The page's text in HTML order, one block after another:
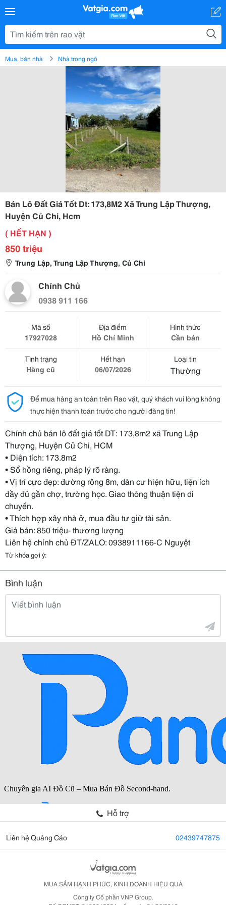
Mua, bán nhà Nhà trong ngõ
Bán Lô Đất Giá Tốt Dt: 173,8M2 Xã Trung Lập Thượng,
Huyện Củ Chi, Hcm
( HẾT HẠN )
850 triệu
Trung Lập, Trung Lập Thượng, Củ Chi
Chính Chủ
0938 911 166
Mã số
17927028
Địa điểm
Hồ Chí Minh
Hình thức
Cần bán
Tình trạng
Hàng cũ
Hết hạn
06/07/2026
Loại tin
Thường
Để mua hàng an toàn trên Rao vặt, quý khách vui lòng không
thực hiện thanh toán trước cho người đăng tin!
Chính chủ bán lô đất giá tốt DT: 173,8m2 xã Trung Lập
Thượng, Huyện Củ Chi, HCM
• Diện tích: 173.8m2
• Sổ hồng riêng, pháp lý rõ ràng.
• Vị trí cực đẹp: đường rộng 8m, dân cư hiện hữu, tiện ích
đầy đủ gần chợ, trường học. Giao thông thuận tiện di
chuyển.
• Thích hợp xây nhà ở, mua đầu tư giữ tài sản.
Giá bán: 850 triệu- thương lượng
Liên hệ chính chủ ĐT/ZALO: 0938911166-C Nguyệt
Từ khóa gợi ý:
Bình luận
Hỗ trợ
Liên hệ Quảng Cáo 02439747875
MUA SẮM HẠNH PHÚC, KINH DOANH HIỆU QUẢ
Công ty Cổ phần VNP Group.